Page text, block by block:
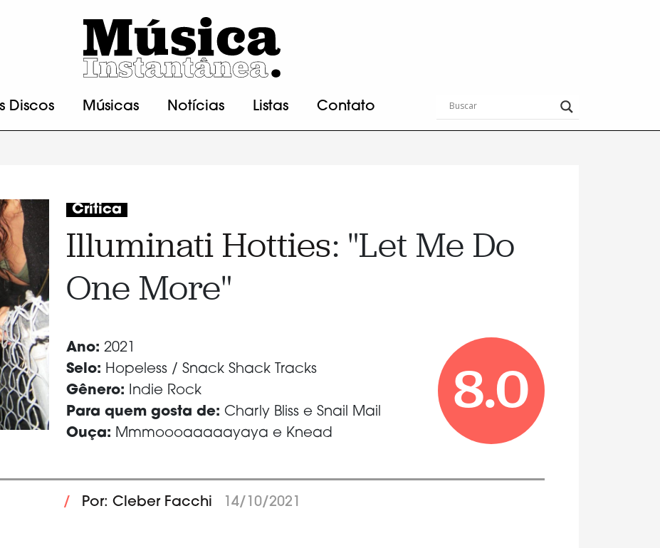
Discos Músicas Notícias Listas Contato
Crítica
Illuminati Hotties: "Let Me Do
One More"
Ano: 2021
Selo: Hopeless / Snack Shack Tracks
Gênero: Indie Rock
Para quem gosta de: Charly Bliss e Snail Mail
Ouça: Mmmoooaaaaayaya e Knead
8.0
/ Por: Cleber Facchi 14/10/2021